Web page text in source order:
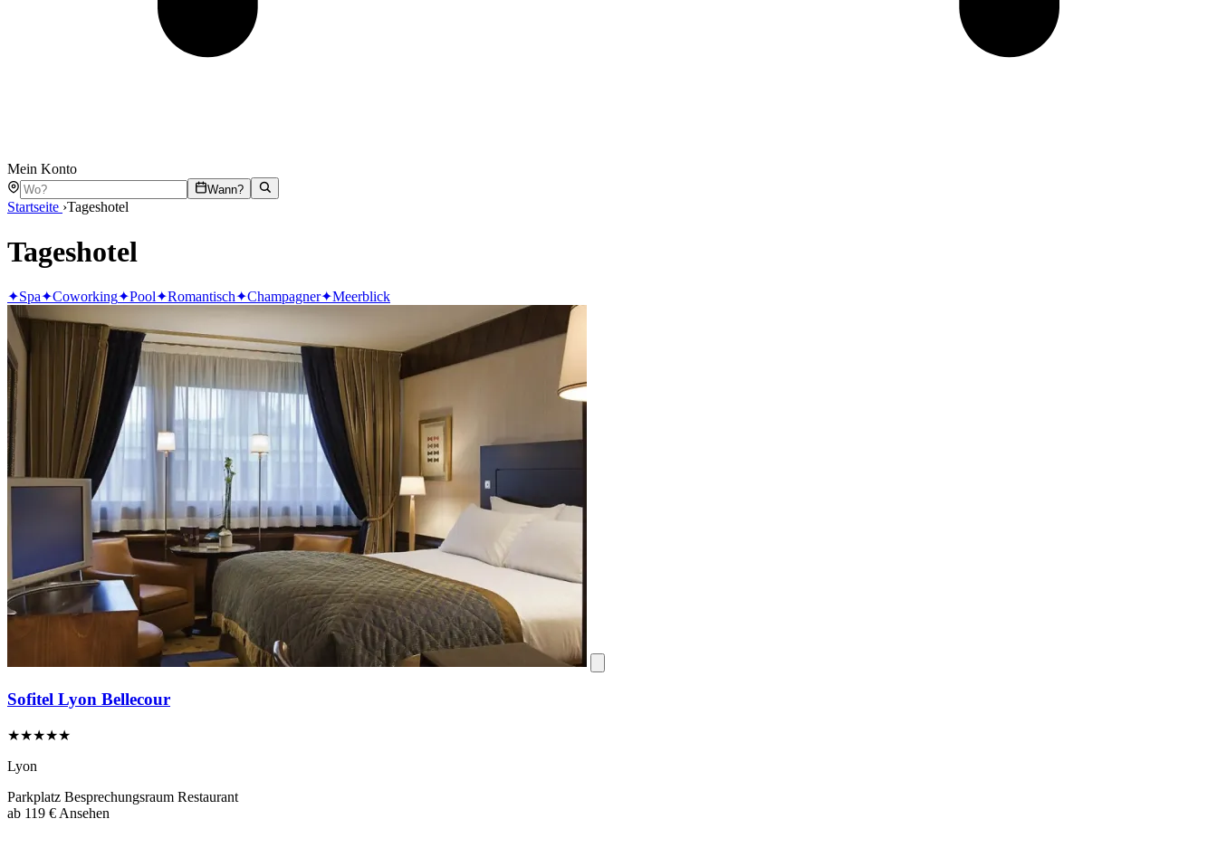
Mein Konto
Wann?
Startseite ›Tageshotel
Tageshotel
✦Spa✦Coworking✦Pool✦Romantisch✦Champagner✦Meerblick
Sofitel Lyon Bellecour
★★★★★
Lyon
Parkplatz Besprechungsraum Restaurant
ab 119 € Ansehen